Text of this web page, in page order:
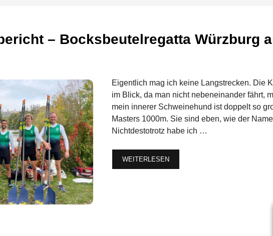
– Bocksbeutelregatta Würzburg
Eigentlich mag ich keine Langstrecken. Die
im Blick, da man nicht nebeneinander fährt,
mein innerer Schweinehund ist doppelt so
Masters 1000m. Sie sind eben, wie der
Nichtdestotrotz habe ich …
WEITERLESEN